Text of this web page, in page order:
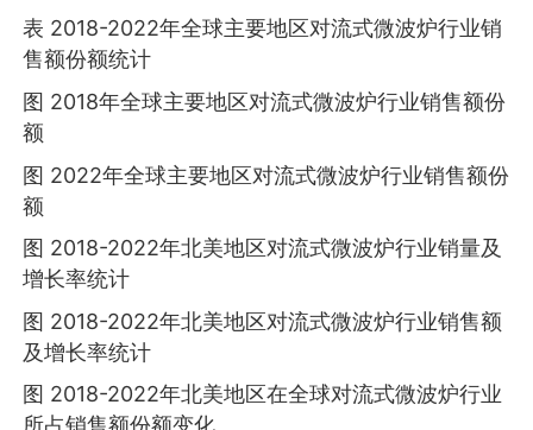
表 2018-2022年全球主要地区对流式微波炉行业销
售额份额统计
图 2018年全球主要地区对流式微波炉行业销售额份
额
图 2022年全球主要地区对流式微波炉行业销售额份
额
图 2018-2022年北美地区对流式微波炉行业销量及
增长率统计
图 2018-2022年北美地区对流式微波炉行业销售额
及增长率统计
图 2018-2022年北美地区在全球对流式微波炉行业
所占销售额份额变化